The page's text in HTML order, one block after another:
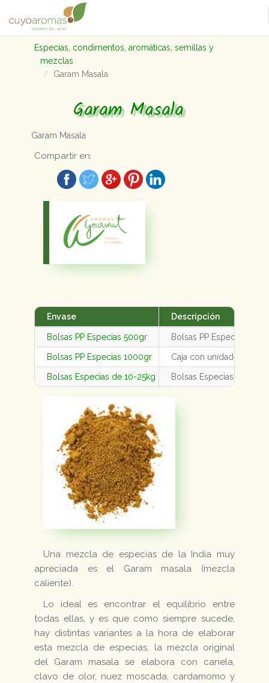
Especias, condimentos, aromáticas, semillas y
mezclas
Garam Masala
Garam Masala
Garam Masala
Compartir en:
Envase Descripción
Bolsas PP Especias 500gr Bolsas PP Especias
Bolsas PP Especias 1000gr Caja con unidades
Bolsas Especias de 10-25kg Bolsas Especias de 10-
Una mezcla de especias de la India muy
apreciada es el Garam masala (mezcla
caliente).
Lo ideal es encontrar el equilibrio entre
todas ellas, y es que como siempre sucede,
hay distintas variantes a la hora de elaborar
esta mezcla de especias, la mezcla original
del Garam masala se elabora con canela,
clavo de olor, nuez moscada, cardamomo y